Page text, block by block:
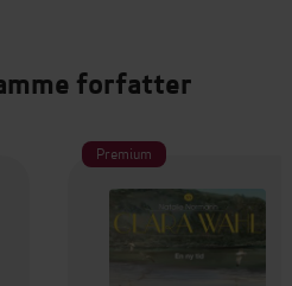
forfatter
Premium